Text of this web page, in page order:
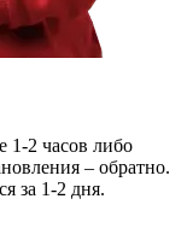
1-2 часов либо
– обратно.
за 1-2 дня.